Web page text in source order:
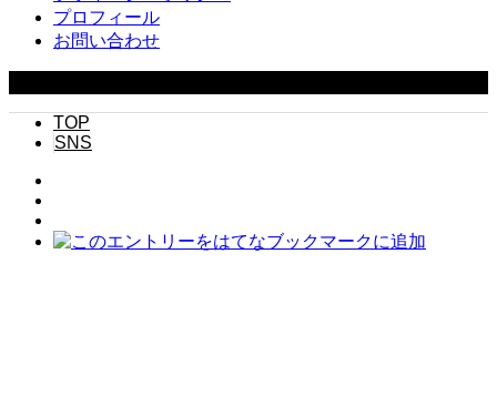
プロフィール
お問い合わせ
TOP
SNS